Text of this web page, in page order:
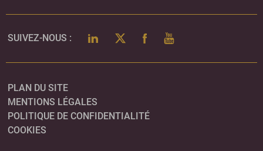
SUIVEZ-NOUS : LINKEDINTWITTERFACEBOOK
YOUTUBE
PLAN DU SITE
MENTIONS LÉGALES
POLITIQUE DE CONFIDENTIALITÉ
COOKIES